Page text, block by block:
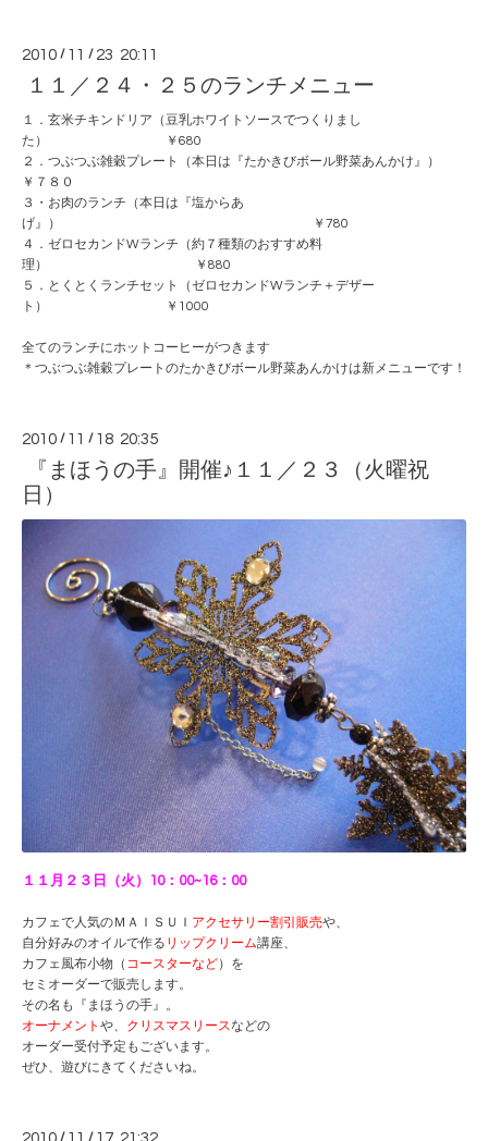
2010 / 11 / 23 20:11
１１／２４・２５のランチメニュー
１．玄米チキンドリア（豆乳ホワイトソースでつくりまし
た） ￥680
２．つぶつぶ雑穀プレート（本日は『たかきびボール野菜あんかけ』）
￥７８０
３・お肉のランチ（本日は『塩からあ
げ』） ￥780
４．ゼロセカンドWランチ（約７種類のおすすめ料
理） ￥880
５．とくとくランチセット（ゼロセカンドWランチ＋デザー
ト） ￥1000
全てのランチにホットコーヒーがつきます
＊つぶつぶ雑穀プレートのたかきびボール野菜あんかけは新メニューです！
2010 / 11 / 18 20:35
『まほうの手』開催♪１１／２３（火曜祝
日）
１１月２３日（火）10：00~16：00
カフェで人気のＭＡＩＳＵＩ アクセサリー割引販売や、
自分好みのオイルで作る リップクリーム講座、
カフェ風布小物（ コースターなど）を
セミオーダーで販売します。
その名も『まほうの手』。
オーナメント や、 クリスマスリースなどの
オーダー受付予定もございます。
ぜひ、遊びにきてくださいね。
/ /